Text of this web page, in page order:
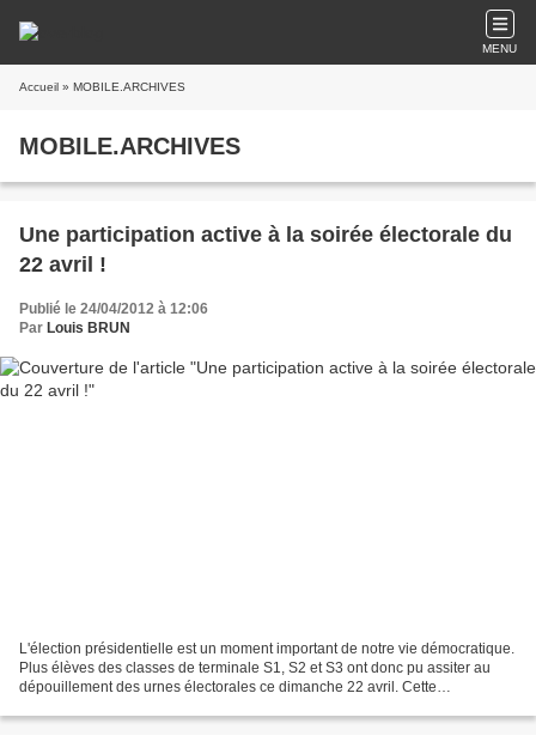
MENU
Accueil » MOBILE.ARCHIVES
MOBILE.ARCHIVES
Une participation active à la soirée électorale du
22 avril !
Publié le 24/04/2012 à 12:06
Par Louis BRUN
L'élection présidentielle est un moment important de notre vie démocratique.
Plus élèves des classes de terminale S1, S2 et S3 ont donc pu assiter au
dépouillement des urnes électorales ce dimanche 22 avril. Cette